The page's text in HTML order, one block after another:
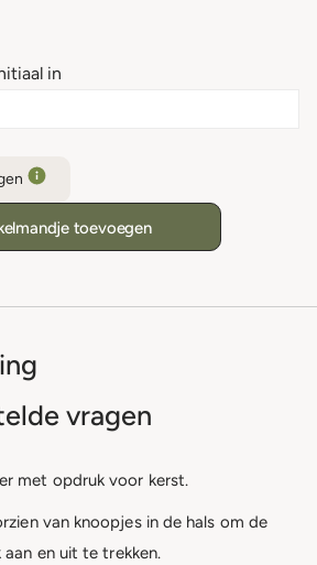
in
toevoegen
vragen
met opdruk voor kerst.
van knoopjes in de hals om de
en uit te trekken.